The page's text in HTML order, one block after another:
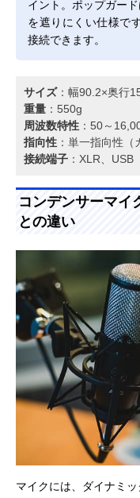
イント。ポップガー
を遮りにくい仕様で
接続できます。
サイズ：幅90.2×奥行
重量 ：550g
周波数特性 ：50～
指向性 ：単一指向性（
接続端子 ：XLR、USB
コンデンサーマ
との違い
マイクには、ダイナミ